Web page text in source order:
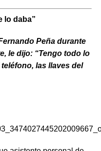
lo daba”
Peña durante
le dijo: “Tengo todo lo
las llaves del